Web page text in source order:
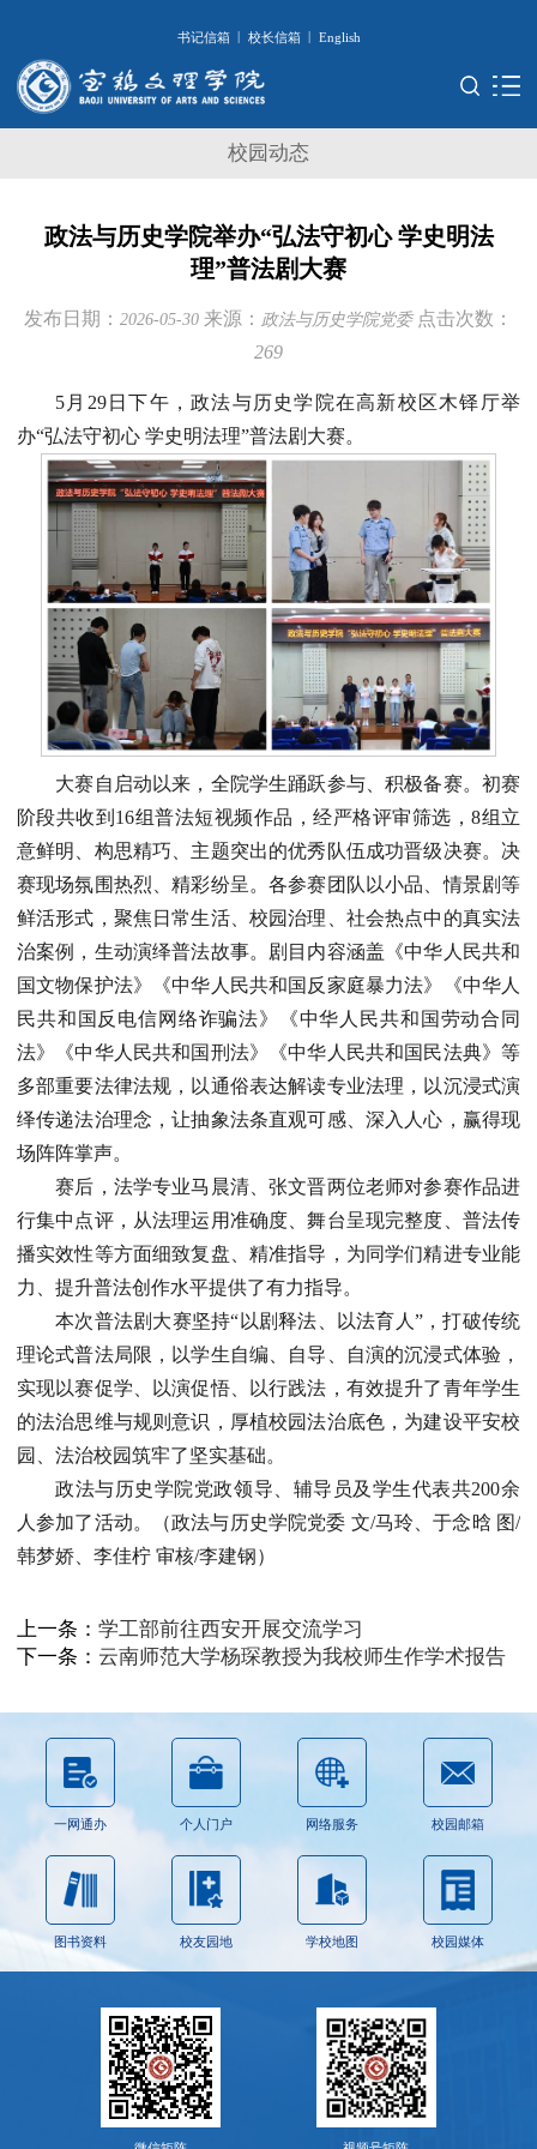
书记信箱 | 校长信箱 | English
校园动态
政法与历史学院举办“弘法守初心 学史明法
理”普法剧大赛
发布日期： 2026-05-30 来源： 政法与历史学院党委 点击次数：
269
5月29日下午，政法与历史学院在高新校区木铎厅举
办“弘法守初心 学史明法理”普法剧大赛。
大赛自启动以来，全院学生踊跃参与、积极备赛。初赛
阶段共收到16组普法短视频作品，经严格评审筛选，8组立
意鲜明、构思精巧、主题突出的优秀队伍成功晋级决赛。决
赛现场氛围热烈、精彩纷呈。各参赛团队以小品、情景剧等
鲜活形式，聚焦日常生活、校园治理、社会热点中的真实法
治案例，生动演绎普法故事。剧目内容涵盖《中华人民共和
国文物保护法》《中华人民共和国反家庭暴力法》《中华人
民共和国反电信网络诈骗法》《中华人民共和国劳动合同
法》《中华人民共和国刑法》《中华人民共和国民法典》等
多部重要法律法规，以通俗表达解读专业法理，以沉浸式演
绎传递法治理念，让抽象法条直观可感、深入人心，赢得现
场阵阵掌声。
赛后，法学专业马晨清、张文晋两位老师对参赛作品进
行集中点评，从法理运用准确度、舞台呈现完整度、普法传
播实效性等方面细致复盘、精准指导，为同学们精进专业能
力、提升普法创作水平提供了有力指导。
本次普法剧大赛坚持“以剧释法、以法育人”，打破传统
理论式普法局限，以学生自编、自导、自演的沉浸式体验，
实现以赛促学、以演促悟、以行践法，有效提升了青年学生
的法治思维与规则意识，厚植校园法治底色，为建设平安校
园、法治校园筑牢了坚实基础。
政法与历史学院党政领导、辅导员及学生代表共200余
人参加了活动。（政法与历史学院党委 文/马玲、于念晗 图/
韩梦娇、李佳柠 审核/李建钢）
上一条： 学工部前往西安开展交流学习
下一条： 云南师范大学杨琛教授为我校师生作学术报告
一网通办 个人门户 网络服务 校园邮箱
图书资料 校友园地 学校地图 校园媒体